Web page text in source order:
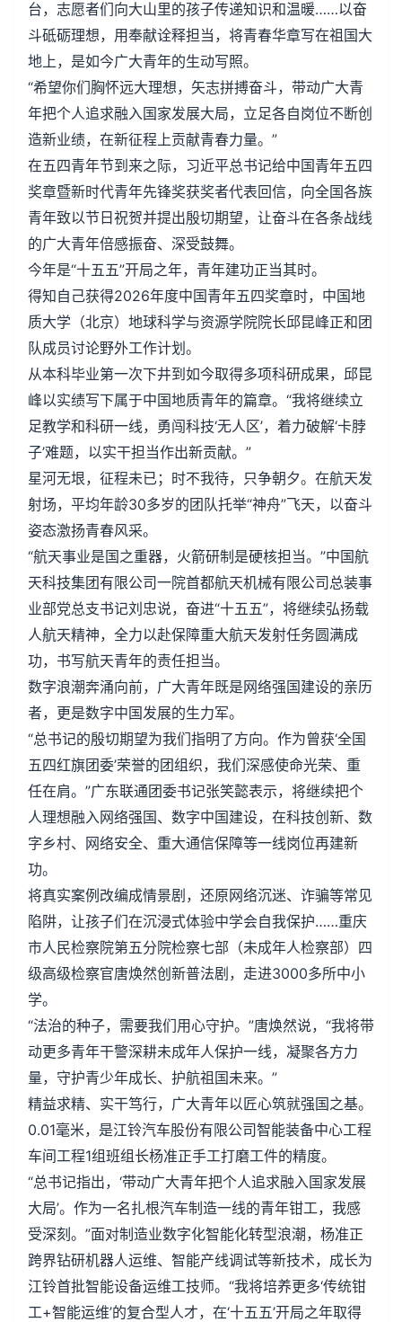
台，志愿者们向大山里的孩子传递知识和温暖……以奋
斗砥砺理想，用奉献诠释担当，将青春华章写在祖国大
地上，是如今广大青年的生动写照。
“希望你们胸怀远大理想，矢志拼搏奋斗，带动广大青
年把个人追求融入国家发展大局，立足各自岗位不断创
造新业绩，在新征程上贡献青春力量。”
在五四青年节到来之际，习近平总书记给中国青年五四
奖章暨新时代青年先锋奖获奖者代表回信，向全国各族
青年致以节日祝贺并提出殷切期望，让奋斗在各条战线
的广大青年倍感振奋、深受鼓舞。
今年是“十五五”开局之年，青年建功正当其时。
得知自己获得2026年度中国青年五四奖章时，中国地
质大学（北京）地球科学与资源学院院长邱昆峰正和团
队成员讨论野外工作计划。
从本科毕业第一次下井到如今取得多项科研成果，邱昆
峰以实绩写下属于中国地质青年的篇章。“我将继续立
足教学和科研一线，勇闯科技‘无人区’，着力破解‘卡脖
子’难题，以实干担当作出新贡献。”
星河无垠，征程未已；时不我待，只争朝夕。在航天发
射场，平均年龄30多岁的团队托举“神舟”飞天，以奋斗
姿态激扬青春风采。
“航天事业是国之重器，火箭研制是硬核担当。”中国航
天科技集团有限公司一院首都航天机械有限公司总装事
业部党总支书记刘忠说，奋进“十五五”，将继续弘扬载
人航天精神，全力以赴保障重大航天发射任务圆满成
功，书写航天青年的责任担当。
数字浪潮奔涌向前，广大青年既是网络强国建设的亲历
者，更是数字中国发展的生力军。
“总书记的殷切期望为我们指明了方向。作为曾获‘全国
五四红旗团委’荣誉的团组织，我们深感使命光荣、重
任在肩。”广东联通团委书记张笑懿表示，将继续把个
人理想融入网络强国、数字中国建设，在科技创新、数
字乡村、网络安全、重大通信保障等一线岗位再建新
功。
将真实案例改编成情景剧，还原网络沉迷、诈骗等常见
陷阱，让孩子们在沉浸式体验中学会自我保护……重庆
市人民检察院第五分院检察七部（未成年人检察部）四
级高级检察官唐焕然创新普法剧，走进3000多所中小
学。
“法治的种子，需要我们用心守护。”唐焕然说，“我将带
动更多青年干警深耕未成年人保护一线，凝聚各方力
量，守护青少年成长、护航祖国未来。”
精益求精、实干笃行，广大青年以匠心筑就强国之基。
0.01毫米，是江铃汽车股份有限公司智能装备中心工程
车间工程1组班组长杨准正手工打磨工件的精度。
“总书记指出，‘带动广大青年把个人追求融入国家发展
大局’。作为一名扎根汽车制造一线的青年钳工，我感
受深刻。”面对制造业数字化智能化转型浪潮，杨准正
跨界钻研机器人运维、智能产线调试等新技术，成长为
江铃首批智能设备运维工技师。“我将培养更多‘传统钳
工+智能运维’的复合型人才，在‘十五五’开局之年取得